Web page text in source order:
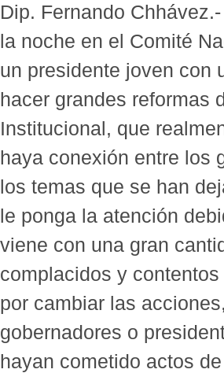
Dip. Fernando
la noche en el Comité
un presidente joven con
hacer grandes reformas
Institucional, que
haya conexión entre los
los temas que se han
le ponga la atención
viene con una gran
complacidos y
por cambiar las
gobernadores o
hayan cometido actos